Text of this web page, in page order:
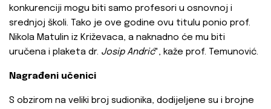
konkurenciji mogu biti samo profesori u osnovnoj i
srednjoj školi. Tako je ove godine ovu titulu ponio prof.
Nikola Matulin iz Križevaca, a naknadno će mu biti
uručena i plaketa dr. Josip Andrić", kaže prof. Temunović.
Nagrađeni učenici
S obzirom na veliki broj sudionika, dodijeljene su i brojne